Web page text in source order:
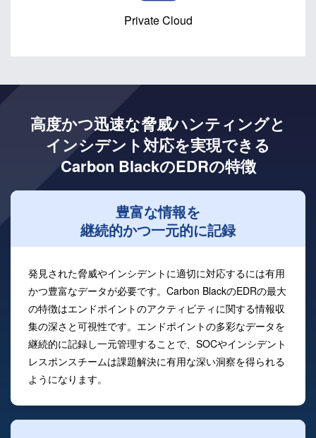
Private Cloud
高度かつ迅速な脅威ハンティングと
インシデント対応を実現できる
Carbon BlackのEDRの特徴
豊富な情報を
継続的かつ一元的に記録
発見された脅威やインシデントに適切に対応するには有用
かつ豊富なデータが必要です。Carbon BlackのEDRの最大
の特徴はエンドポイントのアクティビティに関する情報収
集の深さと可視性です。エンドポイントの多彩なデータを
継続的に記録し一元管理することで、SOCやインシデント
レスポンスチームは課題解決に有用な深い洞察を得られる
ようになります。